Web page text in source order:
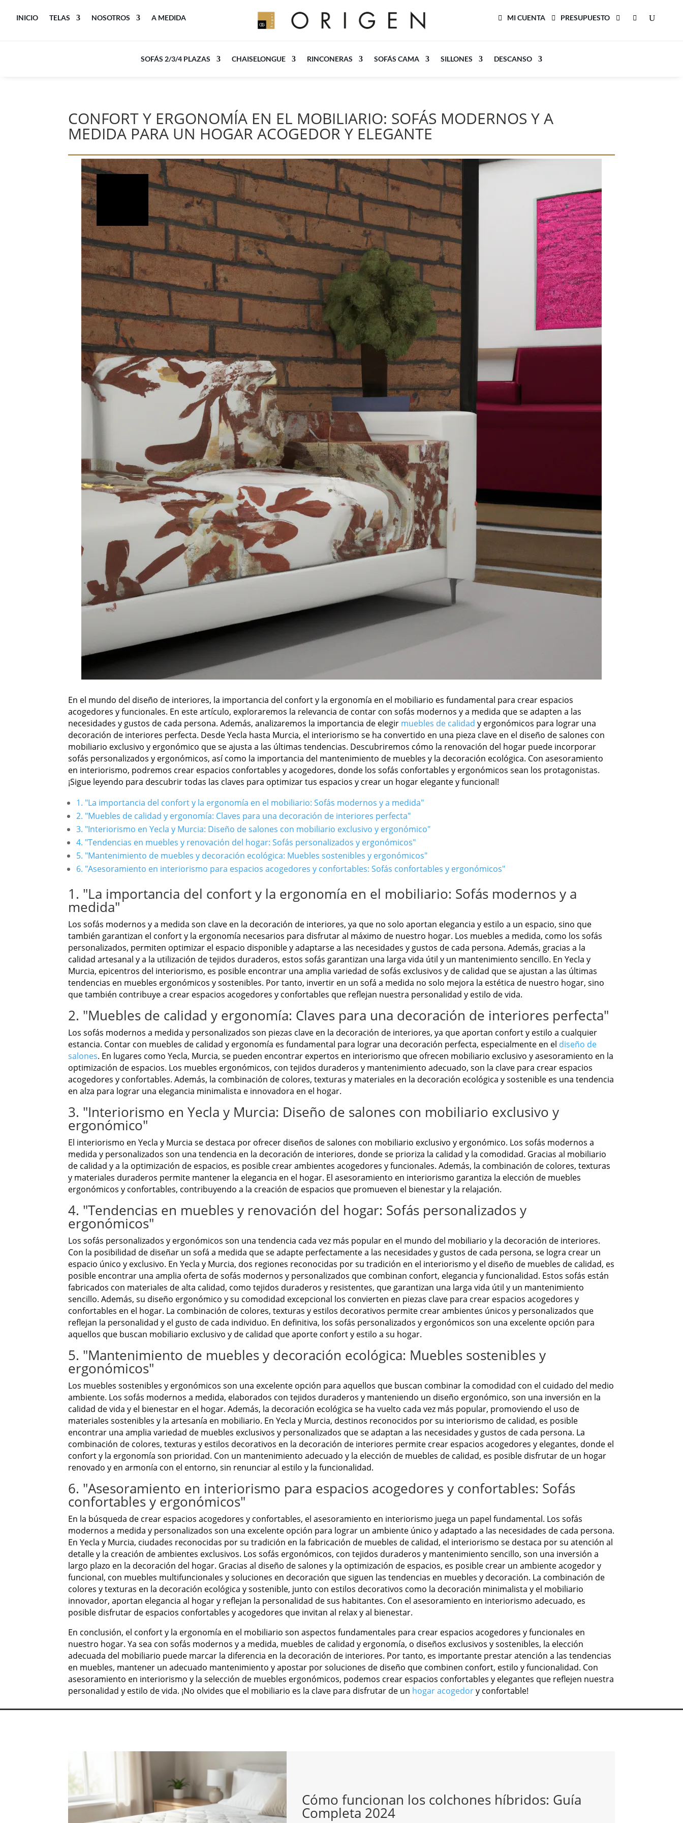
INICIO TELAS NOSOTROS A MEDIDA MI CUENTA PRESUPUESTO
SOFÁS 2/3/4 PLAZAS CHAISELONGUE RINCONERAS SOFÁS CAMA SILLONES DESCANSO
CONFORT Y ERGONOMÍA EN EL MOBILIARIO: SOFÁS MODERNOS Y A
MEDIDA PARA UN HOGAR ACOGEDOR Y ELEGANTE
En el mundo del diseño de interiores, la importancia del confort y la ergonomía en el mobiliario es fundamental para crear espacios
acogedores y funcionales. En este artículo, exploraremos la relevancia de contar con sofás modernos y a medida que se adapten a las
necesidades y gustos de cada persona. Además, analizaremos la importancia de elegir muebles de calidad y ergonómicos para lograr una
decoración de interiores perfecta. Desde Yecla hasta Murcia, el interiorismo se ha convertido en una pieza clave en el diseño de salones con
mobiliario exclusivo y ergonómico que se ajusta a las últimas tendencias. Descubriremos cómo la renovación del hogar puede incorporar
sofás personalizados y ergonómicos, así como la importancia del mantenimiento de muebles y la decoración ecológica. Con asesoramiento
en interiorismo, podremos crear espacios confortables y acogedores, donde los sofás confortables y ergonómicos sean los protagonistas.
¡Sigue leyendo para descubrir todas las claves para optimizar tus espacios y crear un hogar elegante y funcional!
1. "La importancia del confort y la ergonomía en el mobiliario: Sofás modernos y a medida"
2. "Muebles de calidad y ergonomía: Claves para una decoración de interiores perfecta"
3. "Interiorismo en Yecla y Murcia: Diseño de salones con mobiliario exclusivo y ergonómico"
4. "Tendencias en muebles y renovación del hogar: Sofás personalizados y ergonómicos"
5. "Mantenimiento de muebles y decoración ecológica: Muebles sostenibles y ergonómicos"
6. "Asesoramiento en interiorismo para espacios acogedores y confortables: Sofás confortables y ergonómicos"
1. "La importancia del confort y la ergonomía en el mobiliario: Sofás modernos y a
medida"
Los sofás modernos y a medida son clave en la decoración de interiores, ya que no solo aportan elegancia y estilo a un espacio, sino que
también garantizan el confort y la ergonomía necesarios para disfrutar al máximo de nuestro hogar. Los muebles a medida, como los sofás
personalizados, permiten optimizar el espacio disponible y adaptarse a las necesidades y gustos de cada persona. Además, gracias a la
calidad artesanal y a la utilización de tejidos duraderos, estos sofás garantizan una larga vida útil y un mantenimiento sencillo. En Yecla y
Murcia, epicentros del interiorismo, es posible encontrar una amplia variedad de sofás exclusivos y de calidad que se ajustan a las últimas
tendencias en muebles ergonómicos y sostenibles. Por tanto, invertir en un sofá a medida no solo mejora la estética de nuestro hogar, sino
que también contribuye a crear espacios acogedores y confortables que reflejan nuestra personalidad y estilo de vida.
2. "Muebles de calidad y ergonomía: Claves para una decoración de interiores perfecta"
Los sofás modernos a medida y personalizados son piezas clave en la decoración de interiores, ya que aportan confort y estilo a cualquier
estancia. Contar con muebles de calidad y ergonomía es fundamental para lograr una decoración perfecta, especialmente en el diseño de
salones. En lugares como Yecla, Murcia, se pueden encontrar expertos en interiorismo que ofrecen mobiliario exclusivo y asesoramiento en la
optimización de espacios. Los muebles ergonómicos, con tejidos duraderos y mantenimiento adecuado, son la clave para crear espacios
acogedores y confortables. Además, la combinación de colores, texturas y materiales en la decoración ecológica y sostenible es una tendencia
en alza para lograr una elegancia minimalista e innovadora en el hogar.
3. "Interiorismo en Yecla y Murcia: Diseño de salones con mobiliario exclusivo y
ergonómico"
El interiorismo en Yecla y Murcia se destaca por ofrecer diseños de salones con mobiliario exclusivo y ergonómico. Los sofás modernos a
medida y personalizados son una tendencia en la decoración de interiores, donde se prioriza la calidad y la comodidad. Gracias al mobiliario
de calidad y a la optimización de espacios, es posible crear ambientes acogedores y funcionales. Además, la combinación de colores, texturas
y materiales duraderos permite mantener la elegancia en el hogar. El asesoramiento en interiorismo garantiza la elección de muebles
ergonómicos y confortables, contribuyendo a la creación de espacios que promueven el bienestar y la relajación.
4. "Tendencias en muebles y renovación del hogar: Sofás personalizados y
ergonómicos"
Los sofás personalizados y ergonómicos son una tendencia cada vez más popular en el mundo del mobiliario y la decoración de interiores.
Con la posibilidad de diseñar un sofá a medida que se adapte perfectamente a las necesidades y gustos de cada persona, se logra crear un
espacio único y exclusivo. En Yecla y Murcia, dos regiones reconocidas por su tradición en el interiorismo y el diseño de muebles de calidad, es
posible encontrar una amplia oferta de sofás modernos y personalizados que combinan confort, elegancia y funcionalidad. Estos sofás están
fabricados con materiales de alta calidad, como tejidos duraderos y resistentes, que garantizan una larga vida útil y un mantenimiento
sencillo. Además, su diseño ergonómico y su comodidad excepcional los convierten en piezas clave para crear espacios acogedores y
confortables en el hogar. La combinación de colores, texturas y estilos decorativos permite crear ambientes únicos y personalizados que
reflejan la personalidad y el gusto de cada individuo. En definitiva, los sofás personalizados y ergonómicos son una excelente opción para
aquellos que buscan mobiliario exclusivo y de calidad que aporte confort y estilo a su hogar.
5. "Mantenimiento de muebles y decoración ecológica: Muebles sostenibles y
ergonómicos"
Los muebles sostenibles y ergonómicos son una excelente opción para aquellos que buscan combinar la comodidad con el cuidado del medio
ambiente. Los sofás modernos a medida, elaborados con tejidos duraderos y manteniendo un diseño ergonómico, son una inversión en la
calidad de vida y el bienestar en el hogar. Además, la decoración ecológica se ha vuelto cada vez más popular, promoviendo el uso de
materiales sostenibles y la artesanía en mobiliario. En Yecla y Murcia, destinos reconocidos por su interiorismo de calidad, es posible
encontrar una amplia variedad de muebles exclusivos y personalizados que se adaptan a las necesidades y gustos de cada persona. La
combinación de colores, texturas y estilos decorativos en la decoración de interiores permite crear espacios acogedores y elegantes, donde el
confort y la ergonomía son prioridad. Con un mantenimiento adecuado y la elección de muebles de calidad, es posible disfrutar de un hogar
renovado y en armonía con el entorno, sin renunciar al estilo y la funcionalidad.
6. "Asesoramiento en interiorismo para espacios acogedores y confortables: Sofás
confortables y ergonómicos"
En la búsqueda de crear espacios acogedores y confortables, el asesoramiento en interiorismo juega un papel fundamental. Los sofás
modernos a medida y personalizados son una excelente opción para lograr un ambiente único y adaptado a las necesidades de cada persona.
En Yecla y Murcia, ciudades reconocidas por su tradición en la fabricación de muebles de calidad, el interiorismo se destaca por su atención al
detalle y la creación de ambientes exclusivos. Los sofás ergonómicos, con tejidos duraderos y mantenimiento sencillo, son una inversión a
largo plazo en la decoración del hogar. Gracias al diseño de salones y la optimización de espacios, es posible crear un ambiente acogedor y
funcional, con muebles multifuncionales y soluciones en decoración que siguen las tendencias en muebles y decoración. La combinación de
colores y texturas en la decoración ecológica y sostenible, junto con estilos decorativos como la decoración minimalista y el mobiliario
innovador, aportan elegancia al hogar y reflejan la personalidad de sus habitantes. Con el asesoramiento en interiorismo adecuado, es
posible disfrutar de espacios confortables y acogedores que invitan al relax y al bienestar.
En conclusión, el confort y la ergonomía en el mobiliario son aspectos fundamentales para crear espacios acogedores y funcionales en
nuestro hogar. Ya sea con sofás modernos y a medida, muebles de calidad y ergonomía, o diseños exclusivos y sostenibles, la elección
adecuada del mobiliario puede marcar la diferencia en la decoración de interiores. Por tanto, es importante prestar atención a las tendencias
en muebles, mantener un adecuado mantenimiento y apostar por soluciones de diseño que combinen confort, estilo y funcionalidad. Con
asesoramiento en interiorismo y la selección de muebles ergonómicos, podemos crear espacios confortables y elegantes que reflejen nuestra
personalidad y estilo de vida. ¡No olvides que el mobiliario es la clave para disfrutar de un hogar acogedory confortable!
Cómo funcionan los colchones híbridos: Guía
Completa 2024